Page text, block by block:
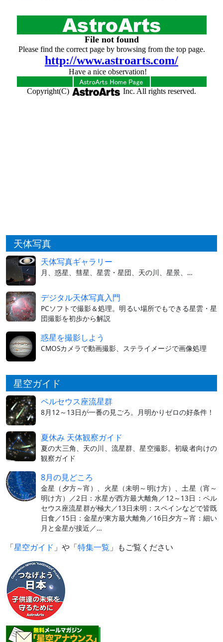
天体写真
天体写真ギャラリー
月、惑星、彗星、星雲・星団、天の川、星景、…
デジタル天体写真入門
PCソフトで撮影＆処理。明るい場所でもできる星雲・星
団撮影を初歩から解説
惑星を撮影しよう
CMOSカメラで動画撮影、ステライメージで画像処理
星空ガイド
ペルセウス座流星群
8月12～13日が一番の見ごろ。月明かりゼロの好条件！
夏休み 天体観察ガイド
夏の大三角、天の川、流星群、星空撮影。初級者向けの
観察ガイド
8月の見どころ
金星（夕方～宵）、火星（未明～明け方）、土星（宵～
明け方）／2日：水星が西方最大離角／12～13日：ペル
セウス座流星群が極大／13日未明：スペインなどで皆既
日食／15日：金星が東方最大離角／16日夕方～宵：細い
月と金星が接近／…
「星空ガイド 」や「特集一覧 」もご覧ください